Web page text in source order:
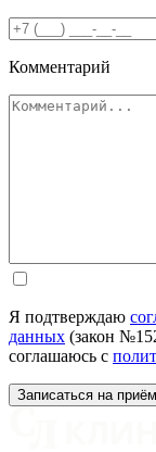
Комментарий
Я подтверждаю
данных (закон
соглашаюсь с